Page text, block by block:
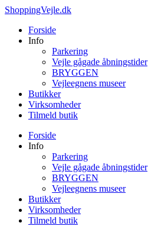
Videre
indhold
ShoppingVejle.dk
Forside
Info
Parkering
Vejle gågade åbningstider
BRYGGEN
Vejleegnens museer
Butikker
Virksomheder
Tilmeld butik
Forside
Info
Parkering
Vejle gågade åbningstider
BRYGGEN
Vejleegnens museer
Butikker
Virksomheder
Tilmeld butik